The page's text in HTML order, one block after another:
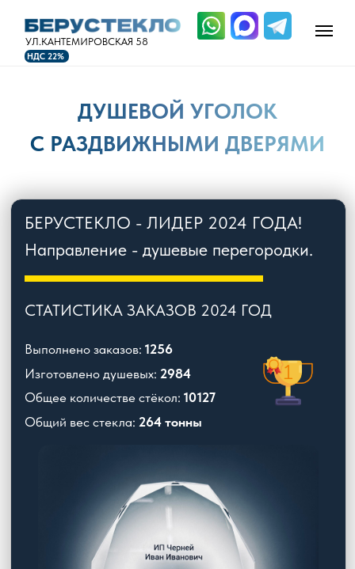
УЛ.КАНТЕМИРОВСКАЯ 58
НДС 22%
С РАЗДВИЖНЫМИ ДВЕРЯМИ
БЕРУСТЕКЛО - ЛИДЕР 2024 ГОДА!
СТАТИСТИКА ЗАКАЗОВ 2024 ГОД
Выполнено заказов:1256
Общее количестве стёкол:10127